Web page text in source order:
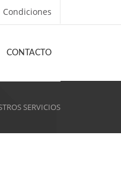
Condiciones
CONTACTO
SERVICIOS